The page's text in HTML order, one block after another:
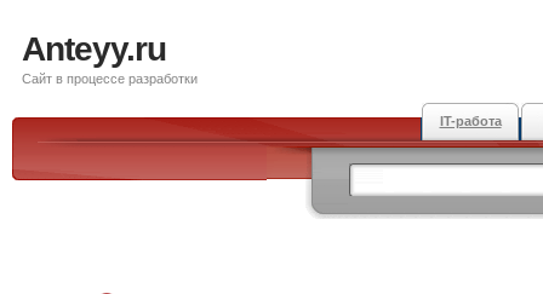
Anteyy.ru
Сайт в процессе разработки
IT-работа